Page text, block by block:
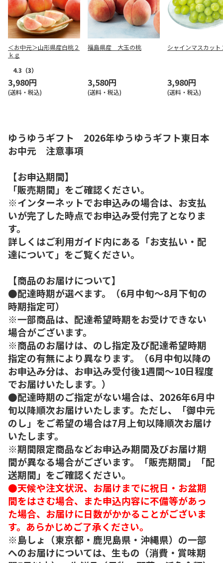
＜お中元＞山形県産白桃２
ｋｇ
4.3 （3）
3,980円
(送料・税込)
福島県産 大玉の桃
3,580円
(送料・税込)
シャインマスカット
3,980円
(送料・税込)
ゆうゆうギフト 2026年ゆうゆうギフト東日本
お中元 注意事項
【お申込期間】
「販売期間」をご確認ください。
※インターネットでお申込みの場合は、お支払
いが完了した時点でお申込み受付完了となりま
す。
詳しくはご利用ガイド内にある「お支払い・配
達について」をご覧ください。
【商品のお届けについて】
●配達時期が選べます。（6月中旬～8月下旬の
時期指定可）
※一部商品は、配達希望時期をお受けできない
場合がございます。
※商品のお届けは、のし指定及び配達希望時期
指定の有無により異なります。（6月中旬以降の
お申込み分は、お申込み受付後1週間～10日程度
でお届けいたします。）
●配達時期のご指定がない場合は、2026年6月中
旬以降順次お届けいたします。ただし、「御中元
のし」をご希望の場合は7月上旬以降順次お届け
いたします。
※期間限定商品などお申込み期間及びお届け期
間が異なる場合がございます。「販売期間」「配
送期間」をご確認ください。
●天候や注文状況、お届けまでに祝日・お盆期
間をはさむ場合、また申込内容に不備等があっ
た場合、お届けに日数がかかることがございま
す。あらかじめご了承ください。
※島しょ（東京都・鹿児島県・沖縄県）の一部
へのお届けについては、生もの（消費・賞味期